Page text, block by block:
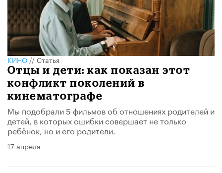
КИНО//Статья
Отцы и дети: как показан этот
конфликт поколений в
кинематографе
Мы подобрали 5 фильмов об отношениях родителей и
детей, в которых ошибки совершает не только
ребёнок, но и его родители.
17 апреля